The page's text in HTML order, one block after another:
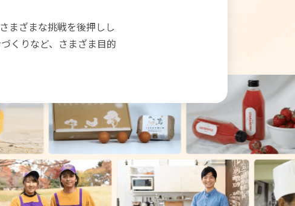
まざまな挑戦を後押しし
くりなど、さまざま目的